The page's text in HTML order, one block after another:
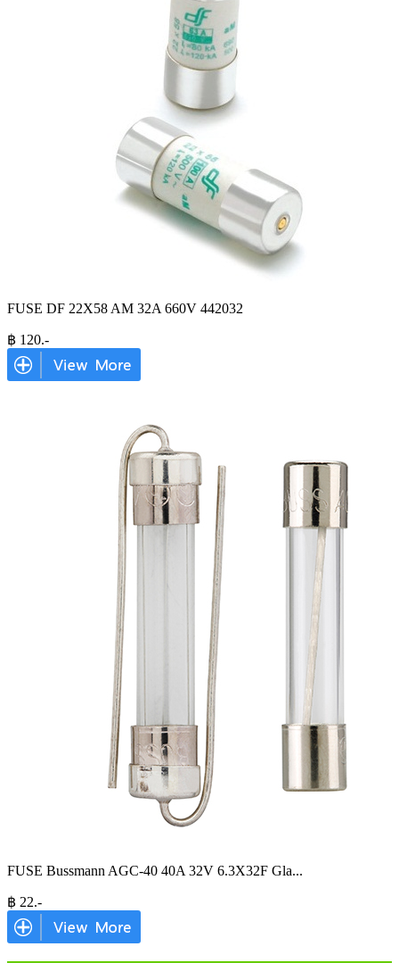
FUSE DF 22X58 AM 32A 660V 442032
฿ 120.-
FUSE Bussmann AGC-40 40A 32V 6.3X32F Gla...
฿ 22.-